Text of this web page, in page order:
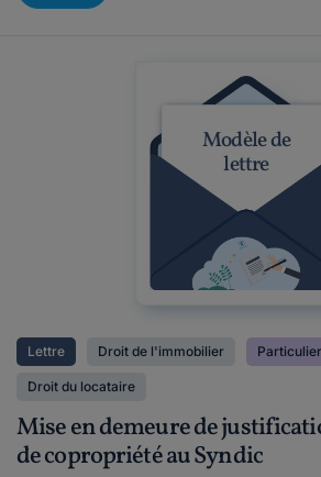
Modèle de
lettre
Lettre Droit de l'immobilier Particulier
Droit du locataire
Mise en demeure de
de copropriété au Syndic